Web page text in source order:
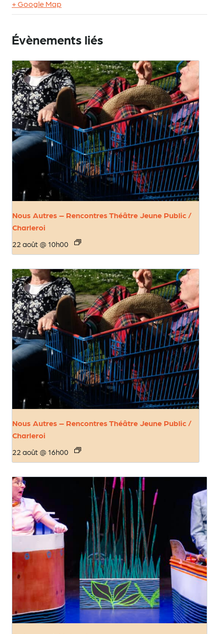
+ Google Map
Évènements liés
Nous Autres – Rencontres Théâtre Jeune Public /
Charleroi
22 août @ 10h00
Nous Autres – Rencontres Théâtre Jeune Public /
Charleroi
22 août @ 16h00